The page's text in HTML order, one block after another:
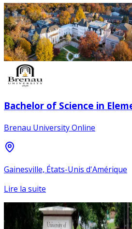
Bachelor of Science in
Brenau University Online
Gainesville, États-Unis d'Amérique
Lire la suite